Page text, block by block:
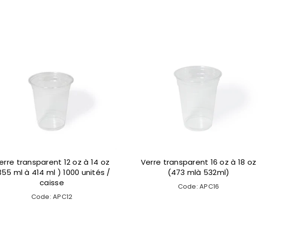
Verre transparent 20 oz (591
ml) 1000 unités / caisse
Code: APC20
Verre transparent 24 oz (710
ml)
Code: APC24